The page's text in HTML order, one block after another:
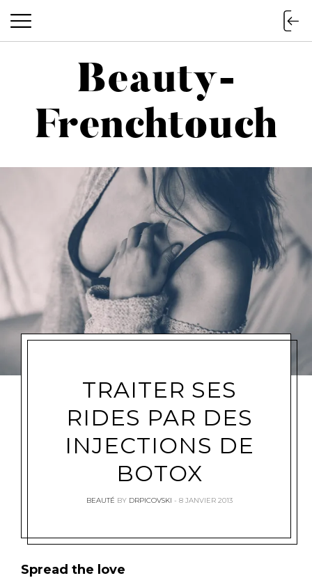
Beauty-Frenchtouch
Beauty-
Frenchtouch
TRAITER SES
RIDES PAR DES
INJECTIONS DE
BOTOX
BEAUTÉ BY DRPICOVSKI 8 JANVIER 2013
Spread the love